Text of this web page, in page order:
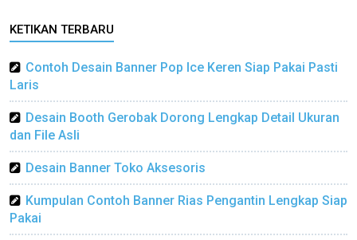
KETIKAN TERBARU
Contoh Desain Banner Pop Ice Keren Siap Pakai Pasti
Laris
Desain Booth Gerobak Dorong Lengkap Detail Ukuran
dan File Asli
Desain Banner Toko Aksesoris
Kumpulan Contoh Banner Rias Pengantin Lengkap Siap
Pakai